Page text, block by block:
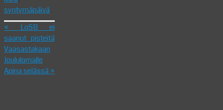
syntymäpäivä
« LoSB ei
saanut pisteitä
Vaasastakaan
Joululomalle
Apina selässä »